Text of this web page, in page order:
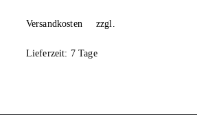
zzgl.
Versandkosten
Lieferzeit: 7 Tage